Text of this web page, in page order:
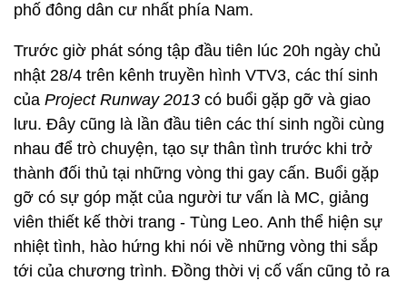
phố đông dân cư nhất phía Nam.
Trước giờ phát sóng tập đầu tiên lúc 20h ngày chủ
nhật 28/4 trên kênh truyền hình VTV3, các thí sinh
của Project Runway 2013 có buổi gặp gỡ và giao
lưu. Đây cũng là lần đầu tiên các thí sinh ngồi cùng
nhau để trò chuyện, tạo sự thân tình trước khi trở
thành đối thủ tại những vòng thi gay cấn. Buổi gặp
gỡ có sự góp mặt của người tư vấn là MC, giảng
viên thiết kế thời trang - Tùng Leo. Anh thể hiện sự
nhiệt tình, hào hứng khi nói về những vòng thi sắp
tới của chương trình. Đồng thời vị cố vấn cũng tỏ ra